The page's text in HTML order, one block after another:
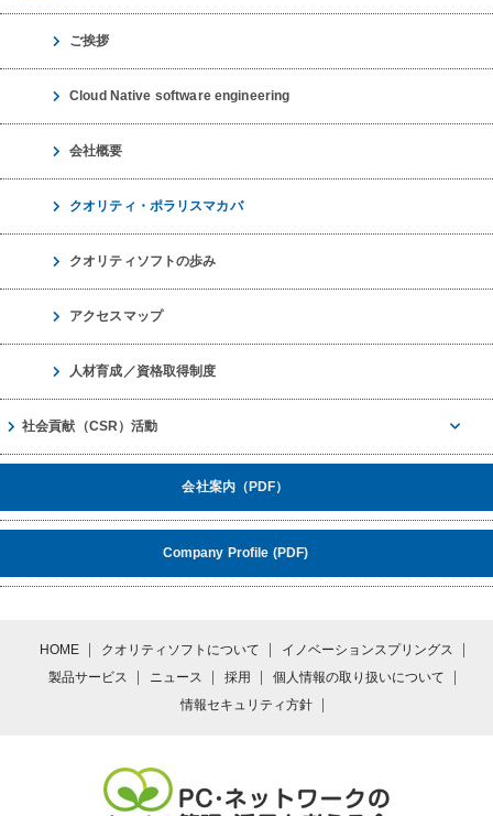
ご挨拶
Cloud Native software engineering
会社概要
クオリティ・ポラリスマカバ
クオリティソフトの歩み
アクセスマップ
人材育成／資格取得制度
社会貢献（CSR）活動
会社案内（PDF）
Company Profile (PDF)
HOME クオリティソフトについて
イノベーションスプリングス
製品サービス
ニュース 採用
個人情報の取り扱いについて
情報セキュリティ方針